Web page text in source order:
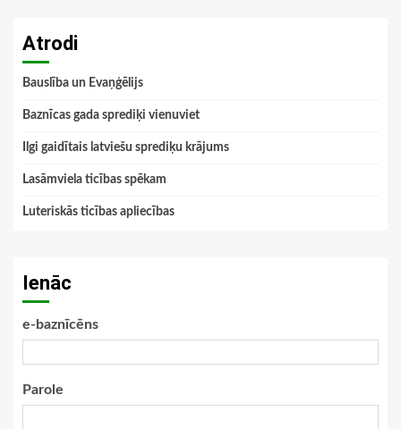
Atrodi
Bauslība un Evaņģēlijs
Baznīcas gada sprediķi vienuviet
Ilgi gaidītais latviešu sprediķu krājums
Lasāmviela ticības spēkam
Luteriskās ticības apliecības
Ienāc
e-baznīcēns
Parole